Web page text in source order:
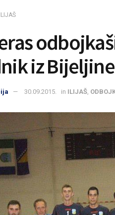
ILIJAŠ
iz Bijeljine
30.09.2015. in ILIJAŠ